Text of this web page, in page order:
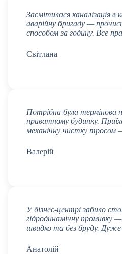
Засмітилася каналізація в
аварійну бригаду —
способом за годину. Все
Світлана
Потрібна була термінова
приватному будинку.
механічну чистку тросом
Валерій
У бізнес-центрі забило
гідродинамічну промивку
швидко та без бруду. Дуже
Анатолій